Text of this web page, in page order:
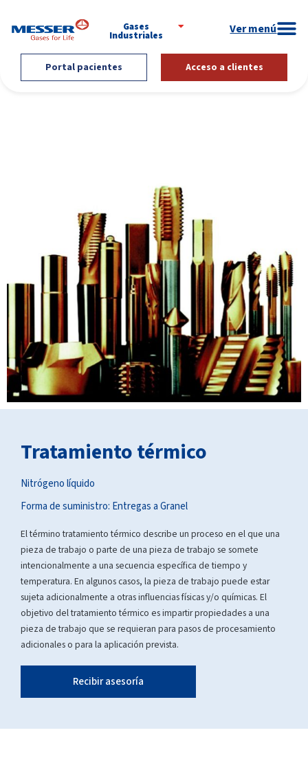
Gases
Industriales
Portal pacientes Acceso a clientes
Tratamiento térmico
Nitrógeno líquido
Forma de suministro: Entregas a Granel
El término tratamiento térmico describe un proceso en el que una
pieza de trabajo o parte de una pieza de trabajo se somete
intencionalmente a una secuencia específica de tiempo y
temperatura. En algunos casos, la pieza de trabajo puede estar
sujeta adicionalmente a otras influencias físicas y/o químicas. El
objetivo del tratamiento térmico es impartir propiedades a una
pieza de trabajo que se requieran para pasos de procesamiento
adicionales o para la aplicación prevista.
Recibir asesoría